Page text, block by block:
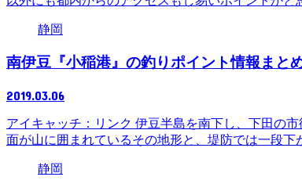
静岡
南伊豆『小稲港』の釣りポイント情報まと
2019.03.06
アイキャッチ：リンク 伊豆半島を南下し、下田の
面が山に囲まれているその地形と、堤防では一段下
静岡